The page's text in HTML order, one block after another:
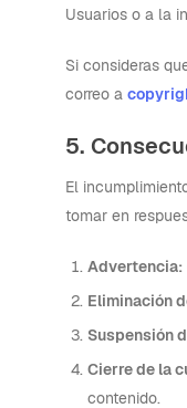
Usuarios o a la
Si consideras
correo a
5.
El
tomar en
Advertencia:
Eliminación
Suspensión
Cierre de la
contenido.